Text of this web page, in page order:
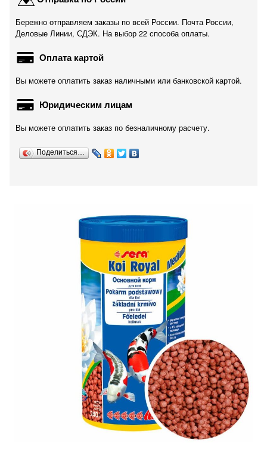
Бережно отправляем заказы по всей России. Почта России,
Деловые Линии, СДЭК. На выбор 22 способа оплаты.
Оплата картой
Вы можете оплатить заказ наличными или банковской картой.
Юридическим лицам
Вы можете оплатить заказ по безналичному расчету.
Поделиться…